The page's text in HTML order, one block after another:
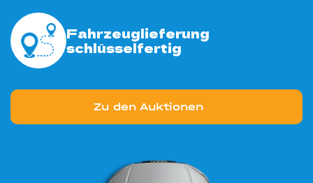
Fahrzeuglieferung
schlüsselfertig
Zu den Auktionen